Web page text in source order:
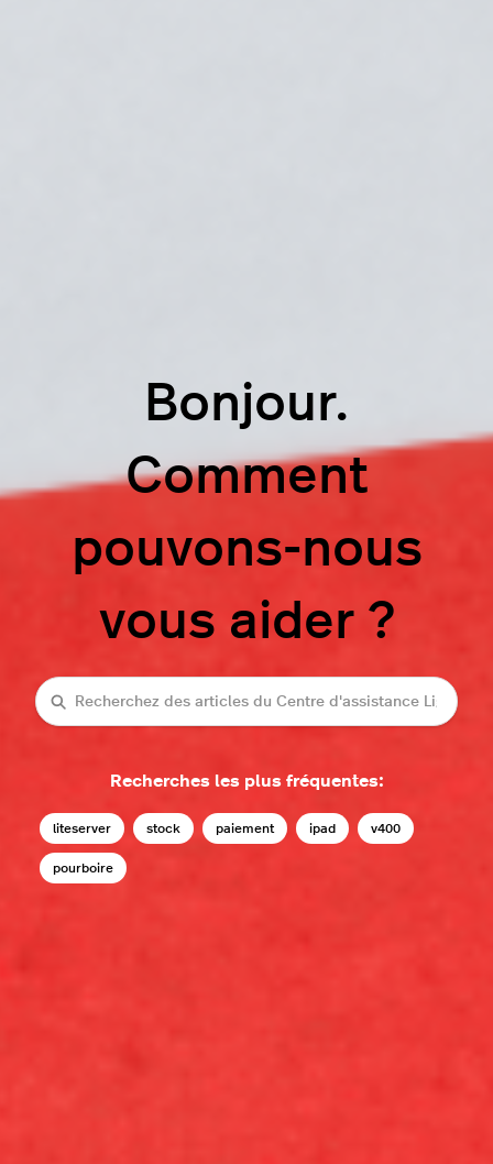
Bonjour.
Comment
pouvons-nous
vous aider ?
Recherche
Recherches les plus fréquentes:
liteserver stock paiement ipad v400
pourboire